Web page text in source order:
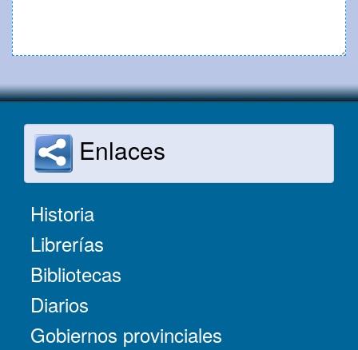
Enlaces
Historia
Librerías
Bibliotecas
Diarios
Gobiernos provinciales